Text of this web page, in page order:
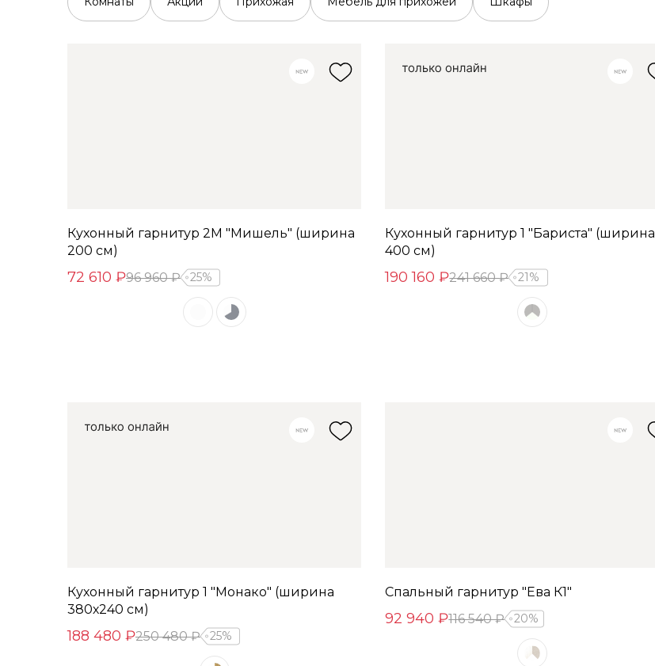
Кухонный гарнитур 2М "Мишель" (ширина
200 см)
72 610 ₽96 960 ₽ 25%
Кухонный гарнитур 1 "Бариста" (ширина
400 см)
190 160 ₽241 660 ₽ 21%
Кухонный гарнитур 1 "Монако" (ширина
380х240 см)
188 480 ₽250 480 ₽ 25%
Спальный гарнитур "Ева К1"
92 940 ₽116 540 ₽ 20%